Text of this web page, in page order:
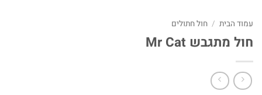
עמוד הבית / חול חתולים
חול מתגבש Mr Cat